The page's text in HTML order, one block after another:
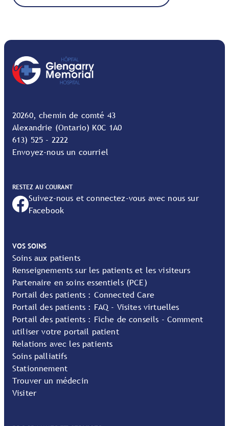
20260, chemin de comté 43
Alexandrie (Ontario) K0C 1A0
613) 525 - 2222
Envoyez-nous un courriel
RESTEZ AU COURANT
Suivez-nous et connectez-vous avec nous sur
Facebook
VOS SOINS
Soins aux patients
Renseignements sur les patients et les visiteurs
Partenaire en soins essentiels (PCE)
Portail des patients : Connected Care
Portail des patients : FAQ - Visites virtuelles
Portail des patients : Fiche de conseils - Comment
utiliser votre portail patient
Relations avec les patients
Soins palliatifs
Stationnement
Trouver un médecin
Visiter